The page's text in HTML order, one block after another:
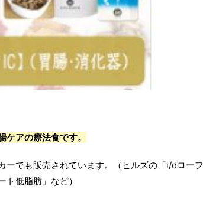
アの療法食です。
ーでも販売されています。（ヒルズの「i/dローフ
低脂肪」など）